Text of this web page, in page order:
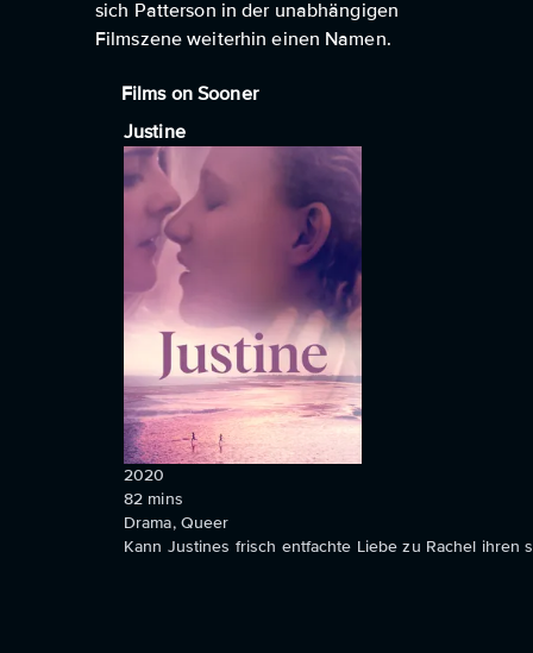
sich Patterson in der unabhängigen
Filmszene weiterhin einen Namen.
Films on Sooner
Justine
2020
82 mins
Drama, Queer
Kann Justines frisch entfachte Liebe zu Rachel